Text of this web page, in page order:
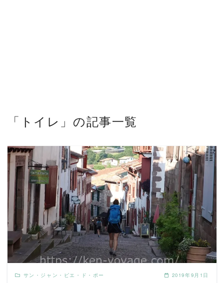
「トイレ」の記事一覧
READ MORE
サン・ジャン・ピエ・ド・ポー 2019年9月1日